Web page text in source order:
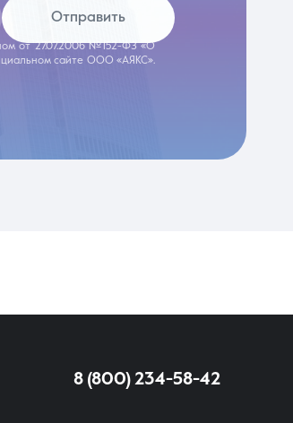
Отправить
от 27.07.2006 №152-ФЗ «О
сайте ООО «АЯКС».
8 (800) 234-58-42